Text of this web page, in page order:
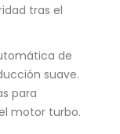
tras el
de
suave.
para
motor turbo.